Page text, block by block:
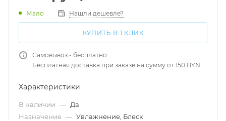
Мало Нашли дешевле?
КУПИТЬ В 1 КЛИК
Самовывоз - бесплатно
Бесплатная доставка при заказе на сумму от 150 BYN
Характеристики
В наличии — Да
Назначение — Увлажнение, Блеск